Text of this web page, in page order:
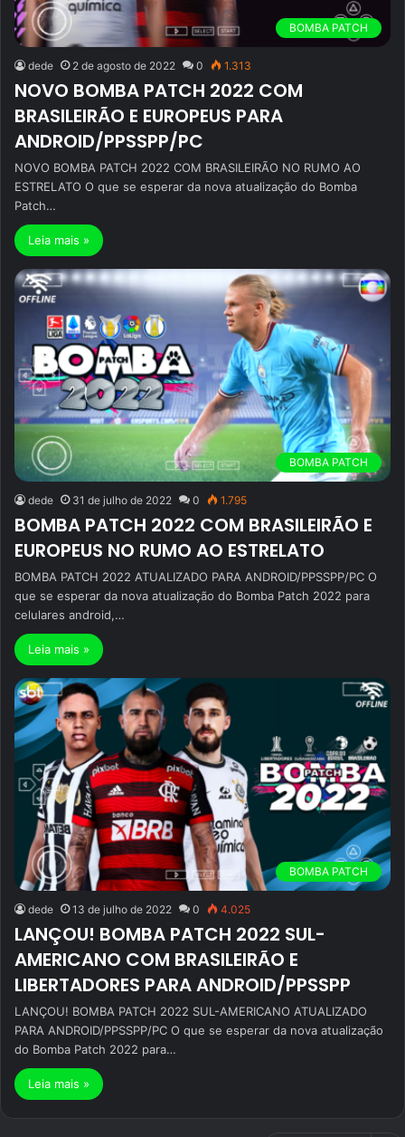
BOMBA PATCH
dede 2 de agosto de 2022 0 1.313
NOVO BOMBA PATCH 2022 COM
BRASILEIRÃO E EUROPEUS PARA
ANDROID/PPSSPP/PC
NOVO BOMBA PATCH 2022 COM BRASILEIRÃO NO RUMO AO
ESTRELATO O que se esperar da nova atualização do Bomba
Patch…
Leia mais »
BOMBA PATCH
dede 31 de julho de 2022 0 1.795
BOMBA PATCH 2022 COM BRASILEIRÃO E
EUROPEUS NO RUMO AO ESTRELATO
BOMBA PATCH 2022 ATUALIZADO PARA ANDROID/PPSSPP/PC O
que se esperar da nova atualização do Bomba Patch 2022 para
celulares android,…
Leia mais »
BOMBA PATCH
dede 13 de julho de 2022 0 4.025
LANÇOU! BOMBA PATCH 2022 SUL-
AMERICANO COM BRASILEIRÃO E
LIBERTADORES PARA ANDROID/PPSSPP
LANÇOU! BOMBA PATCH 2022 SUL-AMERICANO ATUALIZADO
PARA ANDROID/PPSSPP/PC O que se esperar da nova atualização
do Bomba Patch 2022 para…
Leia mais »